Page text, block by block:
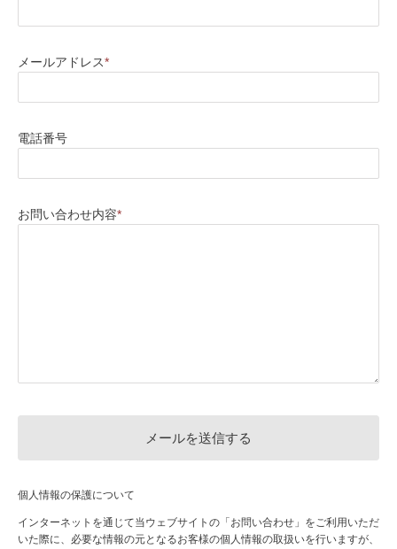
メールアドレス*
電話番号
お問い合わせ内容*
個人情報の保護について
インターネットを通じて当ウェブサイトの「お問い合わせ」をご利用いただ
いた際に、必要な情報の元となるお客様の個人情報の取扱いを行いますが、